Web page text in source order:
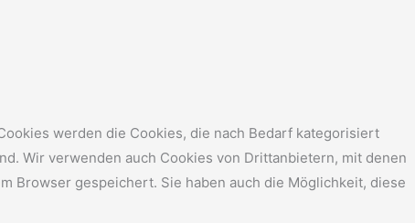
werden die Cookies, die nach Bedarf kategorisiert
Wir verwenden auch Cookies von Drittanbietern, mit denen
Browser gespeichert. Sie haben auch die Möglichkeit, diese